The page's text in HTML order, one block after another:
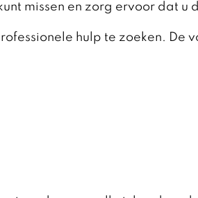
missen en zorg ervoor dat u
hulp te zoeken. De